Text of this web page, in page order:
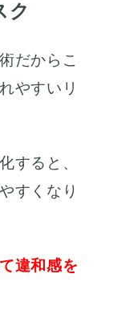
ク
だからこ
やすいリ
すると、
すくなり
違和感を